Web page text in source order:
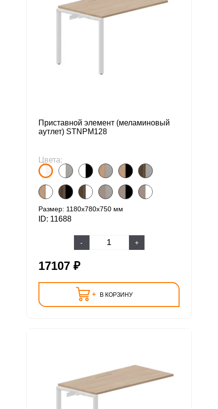
Приставной элемент (меламиновый
аутлет) STNPM128
Цвета:
Размер: 1180х780х750 мм
ID: 11688
- +
17107 ₽
+ В КОРЗИНУ